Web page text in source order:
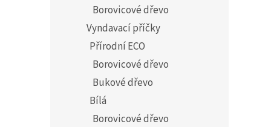
Borovicové dřevo
Vyndavací příčky
Přírodní ECO
Borovicové dřevo
Bukové dřevo
Bílá
Borovicové dřevo